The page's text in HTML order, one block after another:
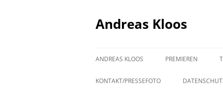
Andreas Kloos
ANDREAS KLOOS PREMIEREN
KONTAKT/PRESSEFOTO